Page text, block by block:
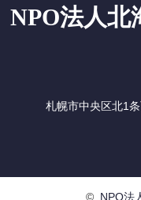
NPO法人北
札幌市中央区北1
© NPO法